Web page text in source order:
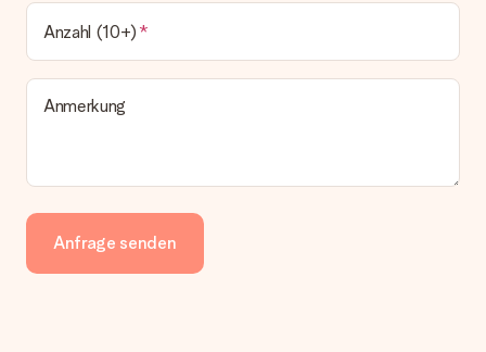
Anzahl (10+)
Anmerkung
Anfrage senden